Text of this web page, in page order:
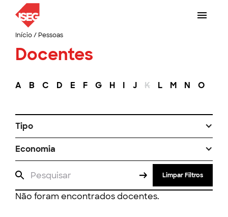
Início/ Pessoas
Docentes
A B C D E F G H I J K L M N O
Tipo
Economia
Limpar Filtros
Não foram encontrados docentes.